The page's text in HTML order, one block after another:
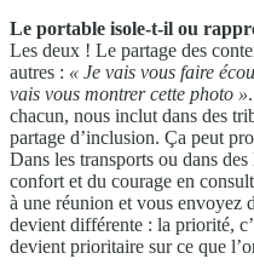
Le portable isole-t-il ou
Les deux ! Le partage des
autres : « Je vais vous faire
vais vous montrer cette photo »
chacun, nous inclut dans des
partage d’inclusion. Ça peut
Dans les transports ou dans
confort et du courage en
à une réunion et vous envoyez
devient différente : la priorité,
devient prioritaire sur ce que